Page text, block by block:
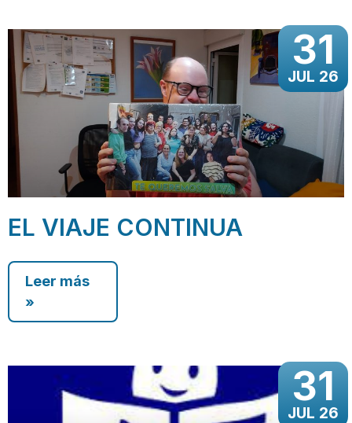
31
JUL 26
EL VIAJE CONTINUA
Leer más
»
31
JUL 26